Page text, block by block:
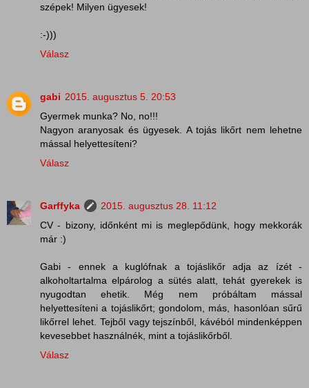
szépek! Milyen ügyesek!
:-)))
Válasz
gabi 2015. augusztus 5. 20:53
Gyermek munka? No, no!!!
Nagyon aranyosak és ügyesek. A tojás likőrt nem lehetne
mással helyettesíteni?
Válasz
Garffyka
2015. augusztus 28. 11:12
CV - bizony, időnként mi is meglepődünk, hogy mekkorák
már :)
Gabi - ennek a kuglófnak a tojáslikőr adja az ízét -
alkoholtartalma elpárolog a sütés alatt, tehát gyerekek is
nyugodtan ehetik. Még nem próbáltam mással
helyettesíteni a tojáslikőrt; gondolom, más, hasonlóan sűrű
likőrrel lehet. Tejből vagy tejszínből, kávéból mindenképpen
kevesebbet használnék, mint a tojáslikőrből.
Válasz